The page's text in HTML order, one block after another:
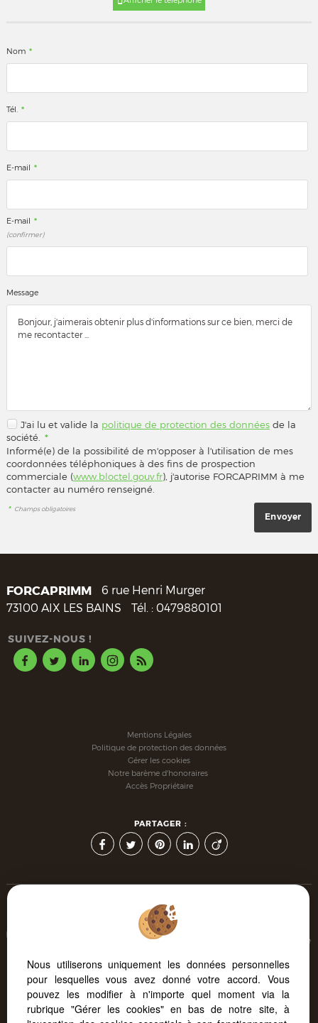
Nom *
Tél. *
E-mail *
E-mail *
(confirmer)
Message
J'ai lu et valide la politique de protection des donnéesde la
société.
*
Informé(e) de la possibilité de m'opposer à l'utilisation de mes
coordonnées téléphoniques à des fins de prospection
commerciale (www.bloctel.gouv.fr), j'autorise FORCAPRIMM à me
contacter au numéro renseigné.
* Champs obligatoires
FORCAPRIMM
6 rue Henri Murger
73100 AIX LES BAINS Tél. : 0479880101
SUIVEZ-NOUS !
Mentions Légales
Politique de protection des données
Gérer les cookies
Notre barème d'honoraires
Accès Propriétaire
PARTAGER :
Afin de vous offrir un confort de lecture permanent, depuis
votre PC, votre tablette ou votre smartphone, notre site s'adapte
Logiciel immo
Site internet immobilier
Référencement immobilier
Nous utiliserons uniquement les données personnelles
pour lesquelles vous avez donné votre accord. Vous
pouvez les modifier à n'importe quel moment via la
rubrique "Gérer les cookies" en bas de notre site, à